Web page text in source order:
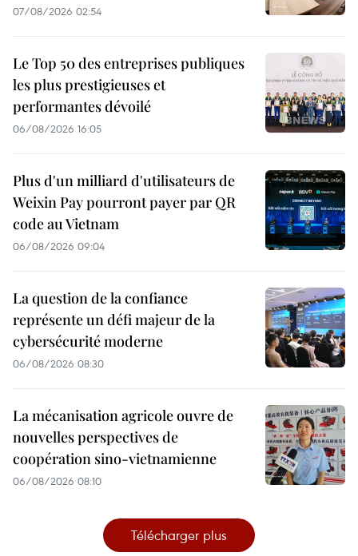
07/08/2026 02:54
Le Top 50 des entreprises publiques
les plus prestigieuses et
performantes dévoilé
06/08/2026 16:05
Plus d'un milliard d'utilisateurs de
Weixin Pay pourront payer par QR
code au Vietnam
06/08/2026 09:04
La question de la confiance
représente un défi majeur de la
cybersécurité moderne
06/08/2026 08:30
La mécanisation agricole ouvre de
nouvelles perspectives de
coopération sino-vietnamienne
06/08/2026 08:10
Télécharger plus